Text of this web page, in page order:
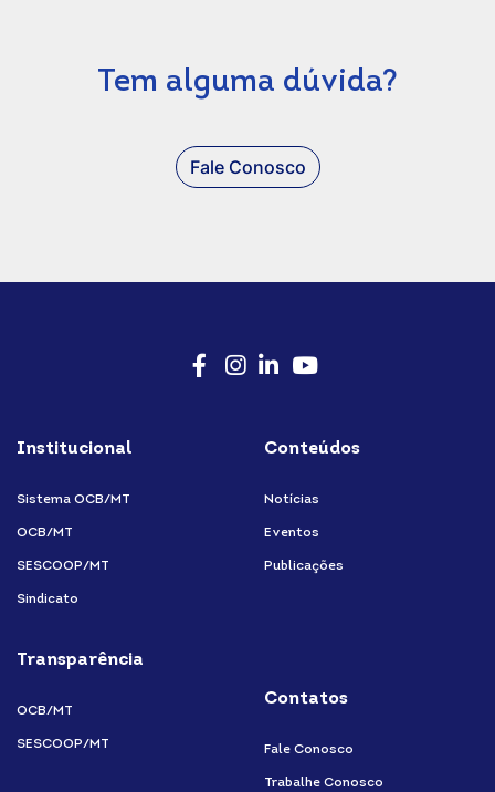
Tem alguma dúvida?
Fale Conosco
Institucional
Sistema OCB/MT
OCB/MT
SESCOOP/MT
Sindicato
Transparência
OCB/MT
SESCOOP/MT
Conteúdos
Notícias
Eventos
Publicações
Contatos
Fale Conosco
Trabalhe Conosco